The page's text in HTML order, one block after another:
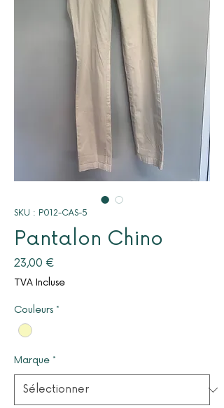
SKU : P012-CAS-5
Pantalon Chino
23,00 €
TVA Incluse
Couleurs *
Marque *